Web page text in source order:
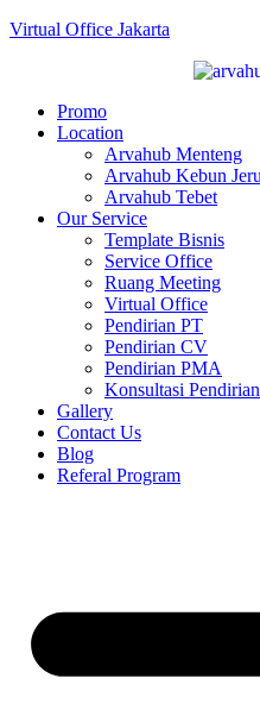
Virtual Office Jakarta
Promo
Location
Arvahub Menteng
Arvahub Kebun
Arvahub Tebet
Our Service
Template Bisnis
Service Office
Ruang Meeting
Virtual Office
Pendirian PT
Pendirian CV
Pendirian PMA
Konsultasi
Gallery
Contact Us
Blog
Referal Program